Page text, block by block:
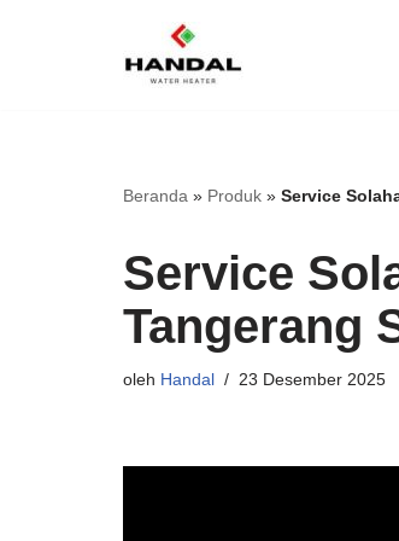
Beranda » Produk » Service
Service
Tangerang
oleh Handal 23 Desember 2025